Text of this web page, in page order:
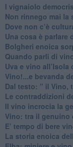
​I vignaiolo
​Non rinnego mai la
​Dove non c’è
​Una cosa è parlare
Bolgheri enoica
​Quando parli di
Uva e vino
​Vino!...e bevanda
​Dal testo: ” il Vino,
Le contraddizioni
​Il vino incrocia la
Vino: tra il genuino
E’ tempo di bere
La storia enoica